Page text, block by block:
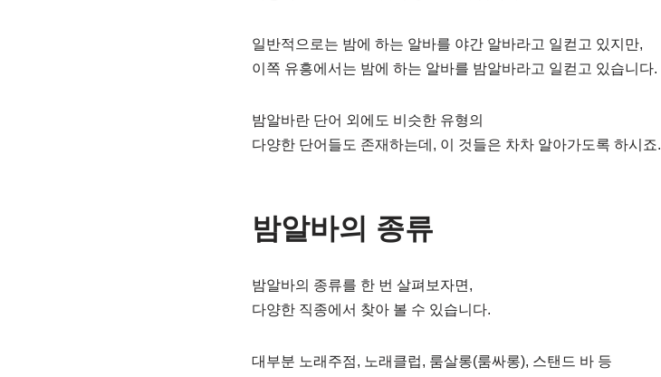
일반적으로는 밤에 하는 알바를 야간 알바라고 일컫고 있지만,
이쪽 유흥에서는 밤에 하는 알바를 밤알바라고 일컫고 있습니다.
밤알바란 단어 외에도 비슷한 유형의
다양한 단어들도 존재하는데, 이 것들은 차차 알아가도록 하시죠.
밤알바의 종류
밤알바의 종류를 한 번 살펴보자면,
다양한 직종에서 찾아 볼 수 있습니다.
대부분 노래주점, 노래클럽, 룸살롱(룸싸롱), 스탠드 바 등